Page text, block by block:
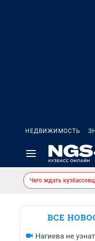
НЕДВИЖИМОСТЬ
Чего ждать
ВСЕ
Нагиева не